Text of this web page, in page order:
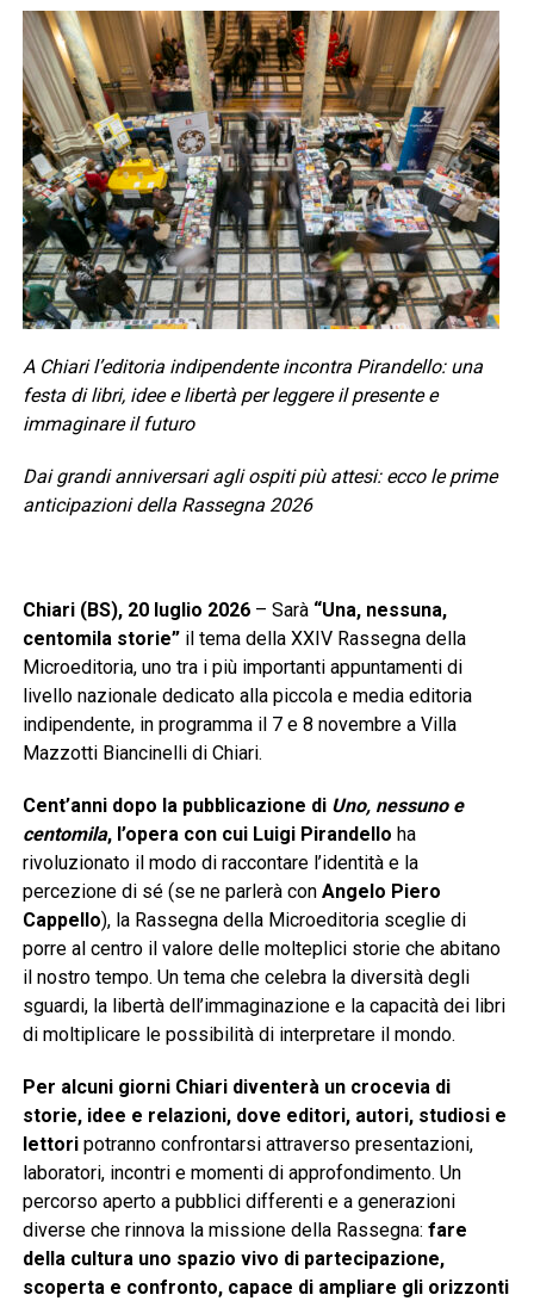
A Chiari l’editoria indipendente incontra Pirandello: una
festa di libri, idee e libertà per leggere il presente e
immaginare il futuro
Dai grandi anniversari agli ospiti più attesi: ecco le prime
anticipazioni della Rassegna 2026
Chiari (BS), 20 luglio 2026– Sarà “Una, nessuna,
centomila storie”il tema della XXIV Rassegna della
Microeditoria, uno tra i più importanti appuntamenti di
livello nazionale dedicato alla piccola e media editoria
indipendente, in programma il 7 e 8 novembre a Villa
Mazzotti Biancinelli di Chiari.
Cent’anni dopo la pubblicazione di Uno, nessuno e
centomila, l’opera con cui Luigi Pirandello ha
rivoluzionato il modo di raccontare l’identità e la
percezione di sé (se ne parlerà con Angelo Piero
Cappello), la Rassegna della Microeditoria sceglie di
porre al centro il valore delle molteplici storie che abitano
il nostro tempo. Un tema che celebra la diversità degli
sguardi, la libertà dell’immaginazione e la capacità dei libri
di moltiplicare le possibilità di interpretare il mondo.
Per alcuni giorni Chiari diventerà un crocevia di
storie, idee e relazioni, dove editori, autori, studiosi e
lettori potranno confrontarsi attraverso presentazioni,
laboratori, incontri e momenti di approfondimento. Un
percorso aperto a pubblici differenti e a generazioni
diverse che rinnova la missione della Rassegna: fare
della cultura uno spazio vivo di partecipazione,
scoperta e confronto, capace di ampliare gli orizzonti